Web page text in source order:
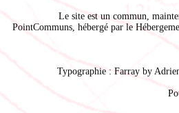
Le site est un commun,
PointCommuns , hébergé par le
Typographie : Farray by